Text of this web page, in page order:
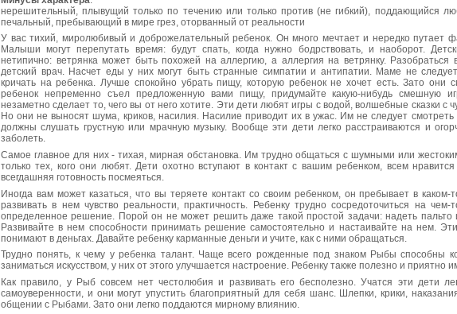
нерешительный, плывущий только по течению или только против (не гибкий), поддающийся
печальный, пребывающий в мире грез, оторванный от реальности
У вас тихий, миролюбивый и доброжела­тельный ребенок. Он много мечтает и нередко путает
Малыши могут перепутать время: будут спать, когда нужно бодрствовать, и наоборот.
нетипично: ветрянка может быть похожей на аллергию, а аллергия на ветрянку.
детский врач. Насчет еды у них могут быть странные симпатии и антипатии. Маме не
кричать на ребенка. Лучше спокойно убрать пищу, которую ребенок не хочет есть. Зато они
ребенок непременно съел предложенную вами пищу, придумайте какую-нибудь смешную
незаметно сделает то, чего вы от него хотите. Эти дети любят игры с водой, волшебные сказки
Но они не выносят шума, криков, насилия. Насилие приводит их в ужас. Им не следует
должны слушать грустную или мрачную музыку. Вообще эти дети легко расстраиваются и
заболеть.
Самое главное для них - тихая, мирная обстановка. Им трудно общаться с шумными или
только тех, кого они любят. Дети охотно вступают в контакт с вашим ребенком, всем
всегдашняя готовность посмеяться.
Иногда вам может казаться, что вы теряете контакт со своим ребенком, он пребывает в
развивать в нем чувство реальности, практичность. Ребенку трудно сосредоточиться на
определенное решение. Порой он не может решить даже такой простой задачи: надеть пальто
Развивайте в нем способности принимать решение самостоятельно и настаивайте на нем.
понимают в деньгах. Давайте ребенку карманные деньги и учите, как с ними обращаться.
Трудно понять, к чему у ребенка талант. Чаще всего рожденные под знаком Рыбы способны
заниматься искусством, у них от этого улучшается настроение. Ребенку также полезно и приятно
Как правило, у Рыб совсем нет честолюбия и развивать его бесполезно. Учатся эти дети
самоуверенности, и они могут упустить благоприятный для себя шанс. Шлепки, крики,
общении с Рыбами. Зато они легко поддаются мирному влиянию.